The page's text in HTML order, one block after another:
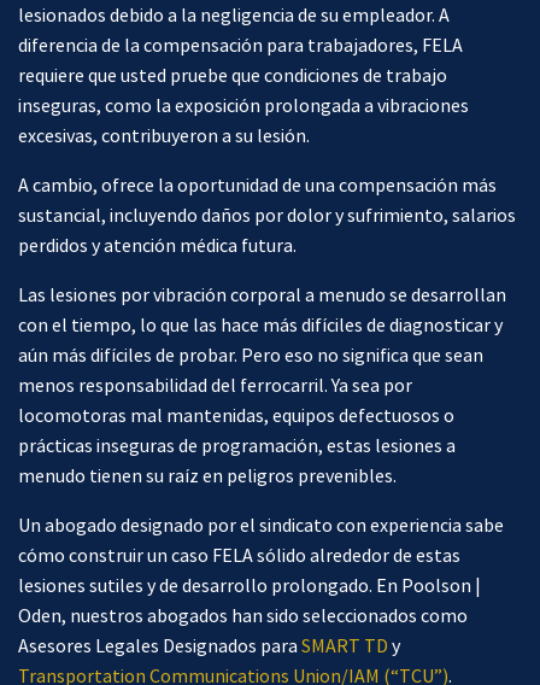
lesionados debido a la negligencia de su empleador. A
diferencia de la compensación para trabajadores, FELA
requiere que usted pruebe que condiciones de trabajo
inseguras, como la exposición prolongada a vibraciones
excesivas, contribuyeron a su lesión.
A cambio, ofrece la oportunidad de una compensación más
sustancial, incluyendo daños por dolor y sufrimiento, salarios
perdidos y atención médica futura.
Las lesiones por vibración corporal a menudo se desarrollan
con el tiempo, lo que las hace más difíciles de diagnosticar y
aún más difíciles de probar. Pero eso no significa que sean
menos responsabilidad del ferrocarril. Ya sea por
locomotoras mal mantenidas, equipos defectuosos o
prácticas inseguras de programación, estas lesiones a
menudo tienen su raíz en peligros prevenibles.
Un abogado designado por el sindicato con experiencia sabe
cómo construir un caso FELA sólido alrededor de estas
lesiones sutiles y de desarrollo prolongado. En Poolson |
Oden, nuestros abogados han sido seleccionados como
Asesores Legales Designados para SMART TD y
Transportation Communications Union/IAM (“TCU”).